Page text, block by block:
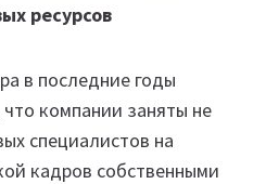
ресурсов
в последние годы
компании заняты не
специалистов на
кадров собственными